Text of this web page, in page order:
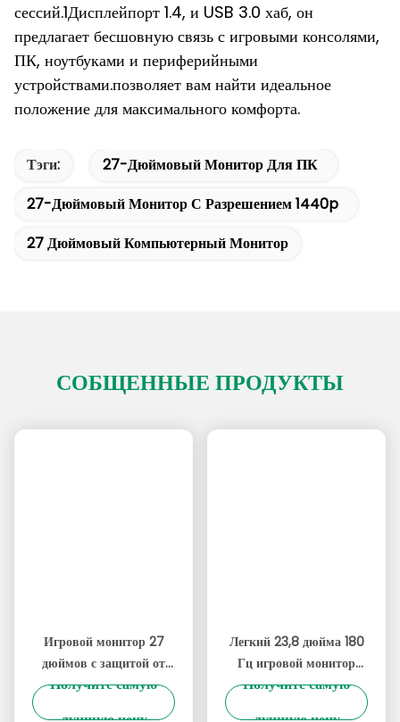
сессий.1Дисплейпорт 1.4, и USB 3.0 хаб, он
предлагает бесшовную связь с игровыми консолями,
ПК, ноутбуками и периферийными
устройствами.позволяет вам найти идеальное
положение для максимального комфорта.